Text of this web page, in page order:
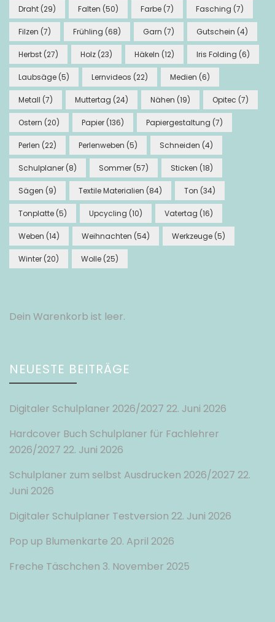
Draht (29) Falten (50) Farbe (7) Fasching (7)
Filzen (7) Frühling (68) Garn (7) Gutschein (4)
Herbst (27) Holz (23) Häkeln (12) Iris Folding (6)
Laubsäge (5) Lernvideos (22) Medien (6)
Metall (7) Muttertag (24) Nähen (19) Opitec (7)
Ostern (20) Papier (136) Papiergestaltung (7)
Perlen (22) Perlenweben (5) Schneiden (4)
Schulplaner (8) Sommer (57) Sticken (18)
Sägen (9) Textile Materialien (84) Ton (34)
Tonplatte (5) Upcycling (10) Vatertag (16)
Weben (14) Weihnachten (54) Werkzeuge (5)
Winter (20) Wolle (25)
Dein Warenkorb ist leer.
NEUESTE BEITRÄGE
Digitaler Schulplaner 2026/2027 22. Juni 2026
Hardcover Buch Schulplaner für Fachlehrer
2026/2027 22. Juni 2026
Schulplaner zum selbst Ausdrucken 2026/2027 22.
Juni 2026
Digitaler Schulplaner Testversion 22. Juni 2026
Pop up Blumenkarte 20. April 2026
Freche Täschchen 3. November 2025